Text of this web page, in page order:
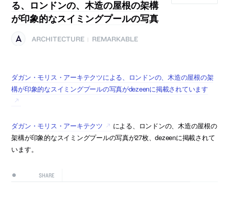
る、ロンドンの、木造の屋根の架構
が印象的なスイミングプールの写真
ARCHITECTURE REMARKABLE
ダガン・モリス・アーキテクツによる、ロンドンの、木造の屋根の架
構が印象的なスイミングプールの写真がdezeenに掲載されています
ダガン・モリス・アーキテクツ
による、ロンドンの、木造の屋根の
架構が印象的なスイミングプールの写真が27枚、dezeenに掲載されて
います。
SHARE